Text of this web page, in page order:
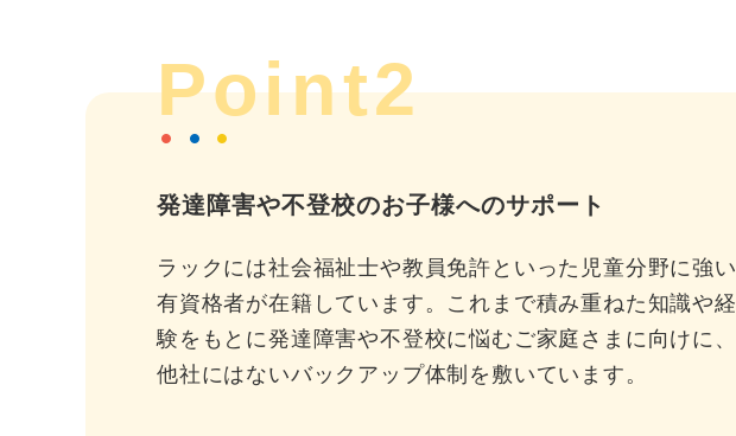
Point2
発達障害や不登校のお子様へのサポート
ラックには社会福祉士や教員免許といった児童分野に強い
有資格者が在籍しています。これまで積み重ねた知識や経
験をもとに発達障害や不登校に悩むご家庭さまに向けに、
他社にはないバックアップ体制を敷いています。